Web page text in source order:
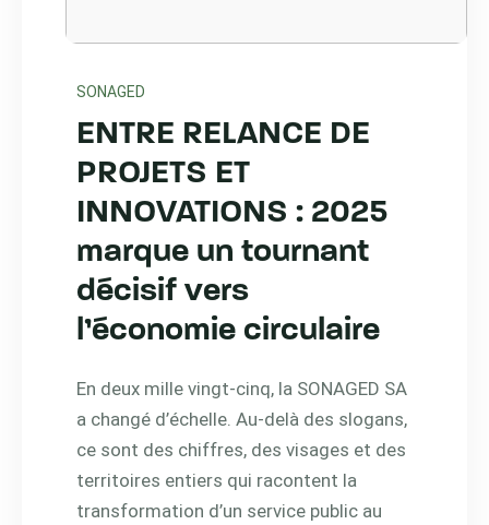
SONAGED
ENTRE RELANCE DE
PROJETS ET
INNOVATIONS : 2025
marque un tournant
décisif vers
l’économie circulaire
En deux mille vingt-cinq, la SONAGED SA
a changé d’échelle. Au-delà des slogans,
ce sont des chiffres, des visages et des
territoires entiers qui racontent la
transformation d’un service public au